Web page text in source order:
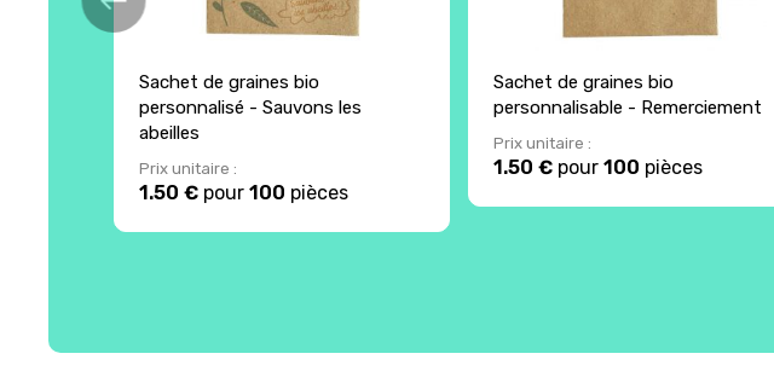
Sachet de graines bio
personnalisé - Sauvons les
abeilles
Prix unitaire :
1.50 € pour100 pièces
Sachet de graines bio
personnalisable - Remerciement
Prix unitaire :
1.50 €pour 100 pièces